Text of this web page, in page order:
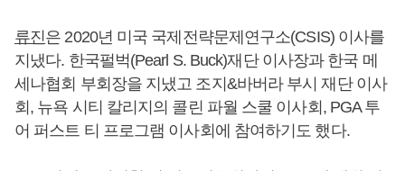
류진은 2020년 미국 국제전략문제연구소(CSIS) 이사를
지냈다. 한국펄벅(Pearl S. Buck)재단 이사장과 한국 메
세나협회 부회장을 지냈고 조지&바버라 부시 재단 이사
회, 뉴욕 시티 칼리지의 콜린 파월 스쿨 이사회, PGA 투
어 퍼스트 티 프로그램 이사회에 참여하기도 했다.